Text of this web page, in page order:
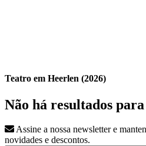
Teatro em Heerlen (2026)
Não há resultados
Assine a nossa newsletter e
novidades e descontos.